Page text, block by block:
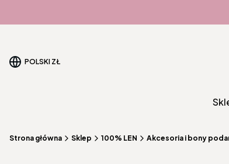
POLSKI ZŁ
Strona główna Sklep 100% LEN Akcesoria i bony